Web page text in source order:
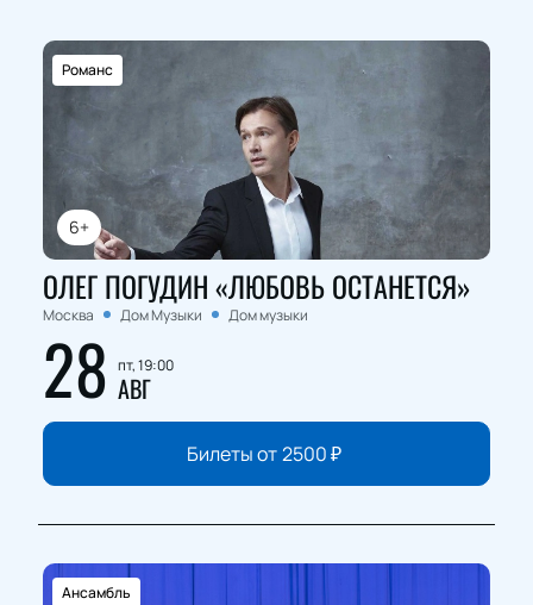
6+
Романс
ОЛЕГ ПОГУДИН «ЛЮБОВЬ ОСТАНЕТСЯ»
Москва Дом Музыки Дом музыки
28 пт, 19:00
АВГ
Билеты от2500₽
Ансамбль